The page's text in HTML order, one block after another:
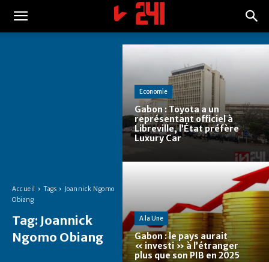
Accueil Tags
Joannick Ngomo
Obiang
Tag: Joannick
Ngomo Obiang
Economie
Gabon : Toyota a un
représentant officiel à
Libreville, l’État préfère
Luxury Car
A la Une
Gabon : le pays aurait
« investi » à l’étranger
plus que son PIB en 2025